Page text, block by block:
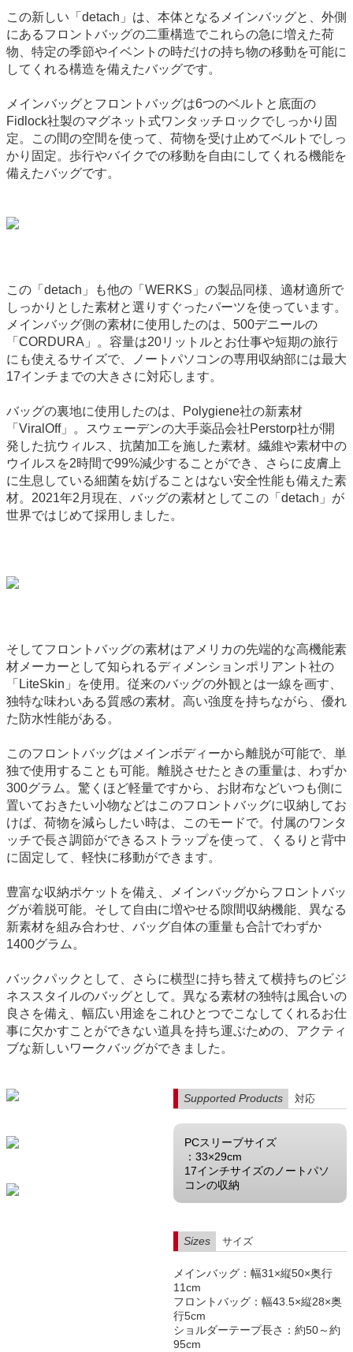
この新しい「detach」は、本体となるメインバッグと、外側
にあるフロントバッグの二重構造でこれらの急に増えた荷
物、特定の季節やイベントの時だけの持ち物の移動を可能に
してくれる構造を備えたバッグです。
メインバッグとフロントバッグは6つのベルトと底面の
Fidlock社製のマグネット式ワンタッチロックでしっかり固
定。この間の空間を使って、荷物を受け止めてベルトでしっ
かり固定。歩行やバイクでの移動を自由にしてくれる機能を
備えたバッグです。
この「detach」も他の「WERKS」の製品同様、適材適所で
しっかりとした素材と選りすぐったパーツを使っています。
メインバッグ側の素材に使用したのは、500デニールの
「CORDURA」。容量は20リットルとお仕事や短期の旅行
にも使えるサイズで、ノートパソコンの専用収納部には最大
17インチまでの大きさに対応します。
バッグの裏地に使用したのは、Polygiene社の新素材
「ViralOff」。スウェーデンの大手薬品会社Perstorp社が開
発した抗ウィルス、抗菌加工を施した素材。繊維や素材中の
ウイルスを2時間で99%減少することができ、さらに皮膚上
に生息している細菌を妨げることはない安全性能も備えた素
材。2021年2月現在、バッグの素材としてこの「detach」が
世界ではじめて採用しました。
そしてフロントバッグの素材はアメリカの先端的な高機能素
材メーカーとして知られるディメンションポリアント社の
「LiteSkin」を使用。従来のバッグの外観とは一線を画す、
独特な味わいある質感の素材。高い強度を持ちながら、優れ
た防水性能がある。
このフロントバッグはメインボディーから離脱が可能で、単
独で使用することも可能。離脱させたときの重量は、わずか
300グラム。驚くほど軽量ですから、お財布などいつも側に
置いておきたい小物などはこのフロントバッグに収納してお
けば、荷物を減らしたい時は、このモードで。付属のワンタ
ッチで長さ調節ができるストラップを使って、くるりと背中
に固定して、軽快に移動ができます。
豊富な収納ポケットを備え、メインバッグからフロントバッ
グが着脱可能。そして自由に増やせる隙間収納機能、異なる
新素材を組み合わせ、バッグ自体の重量も合計でわずか
1400グラム。
バックパックとして、さらに横型に持ち替えて横持ちのビジ
ネススタイルのバッグとして。異なる素材の独特は風合いの
良さを備え、幅広い用途をこれひとつでこなしてくれるお仕
事に欠かすことができない道具を持ち運ぶための、アクティ
ブな新しいワークバッグができました。
Supported Products 対応
PCスリーブサイズ
：33×29cm
17インチサイズのノートパソ
コンの収納
Sizes サイズ
メインバッグ：幅31×縦50×奥行
11cm
フロントバッグ：幅43.5×縦28×奥
行5cm
ショルダーテープ長さ：約50～約
95cm